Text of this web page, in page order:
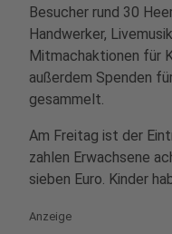
Besucher rund 30
Handwerker,
Mitmachaktionen für
außerdem Spenden
gesammelt.
Am Freitag ist der
zahlen Erwachsene
sieben Euro. Kinder
Anzeige